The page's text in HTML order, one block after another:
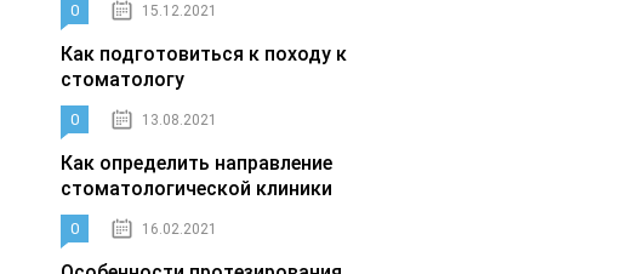
0 15.12.2021
Как подготовиться к походу к
стоматологу
0 13.08.2021
Как определить направление
стоматологической клиники
0 16.02.2021